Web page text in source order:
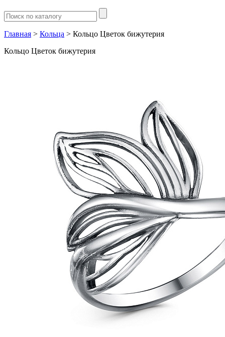
Главная > Кольца > Кольцо Цветок бижутерия
Кольцо Цветок бижутерия